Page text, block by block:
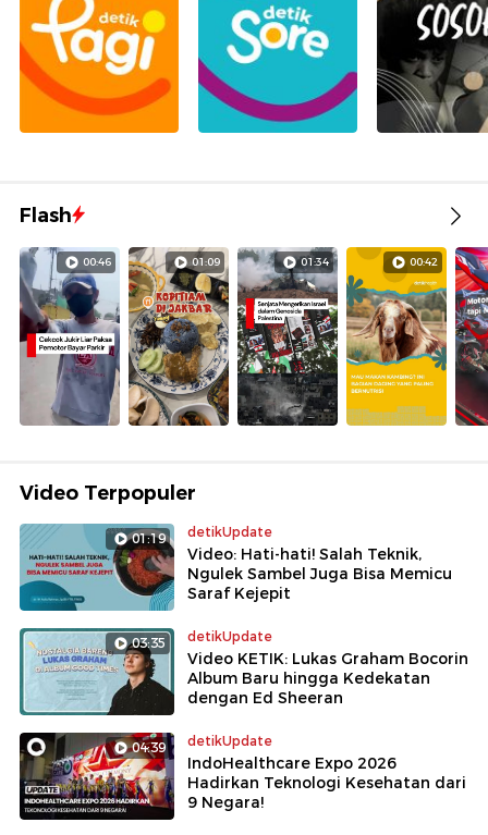
Flash
00:46 01:09 01:34 00:42
Video Terpopuler
01:19 detikUpdate
Video: Hati-hati! Salah Teknik,
Ngulek Sambel Juga Bisa Memicu
Saraf Kejepit
03:35 detikUpdate
Video KETIK: Lukas Graham Bocorin
Album Baru hingga Kedekatan
dengan Ed Sheeran
04:39 detikUpdate
IndoHealthcare Expo 2026
Hadirkan Teknologi Kesehatan dari
9 Negara!